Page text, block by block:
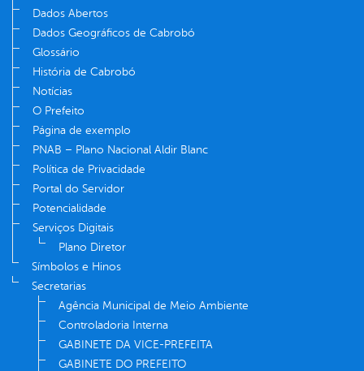
Dados Abertos
Dados Geográficos de Cabrobó
Glossário
História de Cabrobó
Notícias
O Prefeito
Página de exemplo
PNAB – Plano Nacional Aldir Blanc
Política de Privacidade
Portal do Servidor
Potencialidade
Serviços Digitais
Plano Diretor
Símbolos e Hinos
Secretarias
Agência Municipal de Meio Ambiente
Controladoria Interna
GABINETE DA VICE-PREFEITA
GABINETE DO PREFEITO